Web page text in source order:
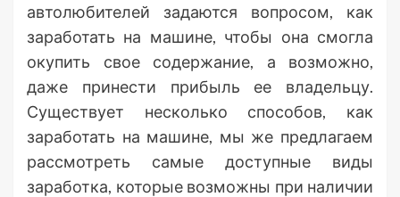
автолюбителей задаются вопросом, как
заработать на машине, чтобы она смогла
окупить свое содержание, а возможно,
даже принести прибыль ее владельцу.
Существует несколько способов, как
заработать на машине, мы же предлагаем
рассмотреть самые доступные виды
заработка, которые возможны при наличии